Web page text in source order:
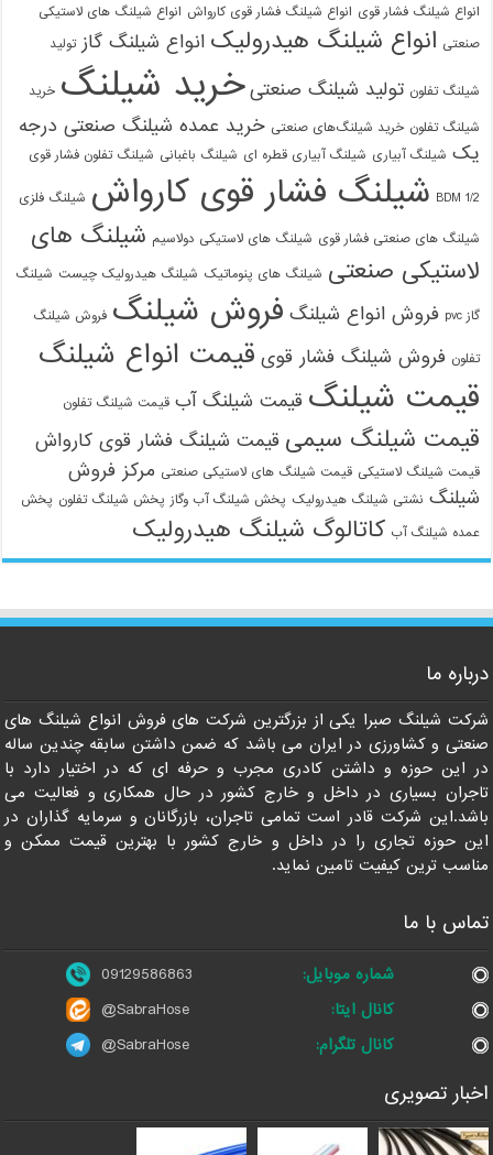
انواع شیلنگ فشار قوی انواع شیلنگ فشار قوی کارواش انواع شیلنگ های لاستیکی
صنعتی انواع شیلنگ هیدرولیک انواع شیلنگ گاز تولید
شیلنگ تفلون تولید شیلنگ صنعتی خرید شیلنگ خرید
شیلنگ تفلون خرید شیلنگ‌های صنعتی خرید عمده شیلنگ صنعتی درجه
یک شیلنگ آبیاری شیلنگ آبیاری قطره ای شیلنگ باغبانی شیلنگ تفلون فشار قوی
1/2 BDM شیلنگ فشار قوی کارواش شیلنگ فلزی
شیلنگ های صنعتی فشار قوی شیلنگ های لاستیکی دولاسیم شیلنگ های
لاستیکی صنعتی شیلنگ های پنوماتیک شیلنگ هیدرولیک چیست شیلنگ
گاز pvc فروش انواع شیلنگ فروش شیلنگ فروش شیلنگ
تفلون فروش شیلنگ فشار قوی قیمت انواع شیلنگ
قیمت شیلنگ قیمت شیلنگ آب قیمت شیلنگ تفلون
قیمت شیلنگ سیمی قیمت شیلنگ فشار قوی کارواش
قیمت شیلنگ لاستیکی قیمت شیلنگ های لاستیکی صنعتی مرکز فروش
شیلنگ نشتی شیلنگ هیدرولیک پخش شیلنگ آب وگاز پخش شیلنگ تفلون پخش
عمده شیلنگ آب کاتالوگ شیلنگ هیدرولیک
درباره ما
شرکت شیلنگ صبرا یکی از بزرگترین شرکت های فروش انواع شیلنگ های
صنعتی و کشاورزی در ایران می باشد که ضمن داشتن سابقه چندین ساله
در این حوزه و داشتن کادری مجرب و حرفه ای که در اختیار دارد با
تاجران بسیاری در داخل و خارج کشور در حال همکاری و فعالیت می
باشد.این شرکت قادر است تمامی تاجران، بازرگانان و سرمایه گذاران در
این حوزه تجاری را در داخل و خارج کشور با بهترین قیمت ممکن و
مناسب ترین کیفیت تامین نماید.
تماس با ما
شماره موبایل:
09129586863
کانال ایتا:
@SabraHose
کانال تلگرام:
@SabraHose
اخبار تصویری
09129586863